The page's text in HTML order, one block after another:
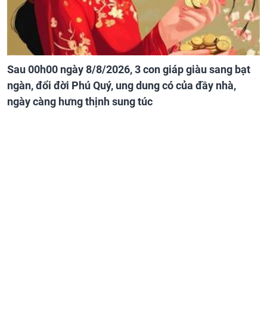
Sau 00h00 ngày 8/8/2026, 3 con giáp giàu sang bạt
ngàn, đổi đời Phú Quý, ung dung có của đầy nhà,
ngày càng hưng thịnh sung túc